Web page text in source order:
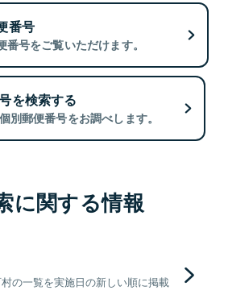
番号
号をご覧いただけます。
を検索する
別郵便番号をお調べします。
に関する情報
の一覧を実施日の新しい順に掲載